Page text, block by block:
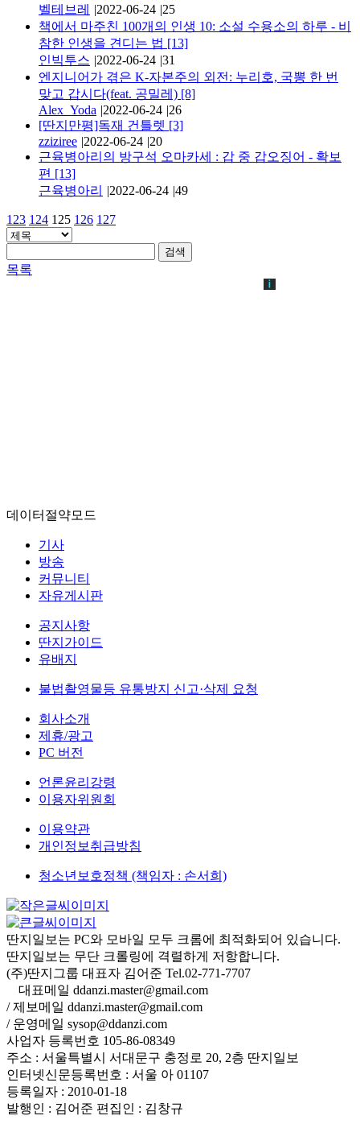
벨테브레
|2022-06-24 |25
책에서 마주친 100개의 인생 10: 소설 수용소의 하루 - 비
참한 인생을 견디는 법 [13]
인빅투스 |2022-06-24 |31
엔지니어가 겪은 K-자본주의 외전: 누리호, 국뽕 한 번
맞고 갑시다(feat. 공밀레) [8]
Alex_Yoda |2022-06-24 |26
[딴지만평]독재 건틀렛 [3]
zziziree |2022-06-24 |20
근육병아리의 방구석 오마카세 : 갑 중 갑오징어 - 확보
편 [13]
근육병아리
|2022-06-24 |49
123 124 125 126 127
검색
목록
데이터절약모드
기사
방송
커뮤니티
자유게시판
공지사항
딴지가이드
유배지
불법촬영물등 유통방지 신고·삭제 요청
회사소개
제휴/광고
PC 버전
언론윤리강령
이용자위원회
이용약관
개인정보취급방침
청소년보호정책 (책임자 : 손서희)
딴지일보는 PC와 모바일 모두 크롬에 최적화되어 있습니다.
딴지일보는 무단 크롤링에 격렬하게 저항합니다.
(주)딴지그룹 대표자 김어준 Tel.02-771-7707
대표메일 ddanzi.master@gmail.com
/ 제보메일 ddanzi.master@gmail.com
/ 운영메일 sysop@ddanzi.com
사업자 등록번호 105-86-08349
주소 : 서울특별시 서대문구 충정로 20, 2층 딴지일보
인터넷신문등록번호 : 서울 아 01107
등록일자 : 2010-01-18
발행인 : 김어준 편집인 : 김창규